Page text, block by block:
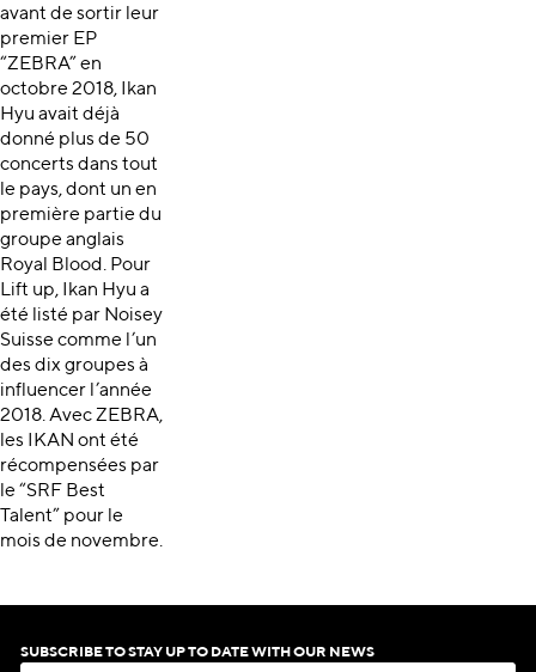
avant de sortir leur
premier EP
“ZEBRA” en
octobre 2018, Ikan
Hyu avait déjà
donné plus de 50
concerts dans tout
le pays, dont un en
première partie du
groupe anglais
Royal Blood. Pour
Lift up, Ikan Hyu a
été listé par Noisey
Suisse comme l’un
des dix groupes à
influencer l’année
2018. Avec ZEBRA,
les IKAN ont été
récompensées par
le “SRF Best
Talent” pour le
mois de novembre.
SUBSCRIBE TO STAY UP TO DATE WITH OUR NEWS